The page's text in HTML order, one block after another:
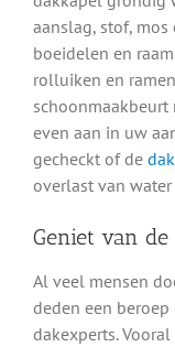
aanslag, stof,
boeidelen en
rolluiken en
schoonmaakbeurt
even aan in uw
gecheckt of de
overlast van
Geniet van
Al veel mensen
deden een
dakexperts.